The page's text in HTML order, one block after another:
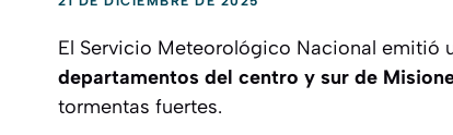
El Servicio Meteorológico Nacional emitió
departamentos del centro y sur de
tormentas fuertes.